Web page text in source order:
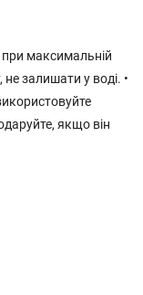
максимальній
залишати у воді. •
якщо він